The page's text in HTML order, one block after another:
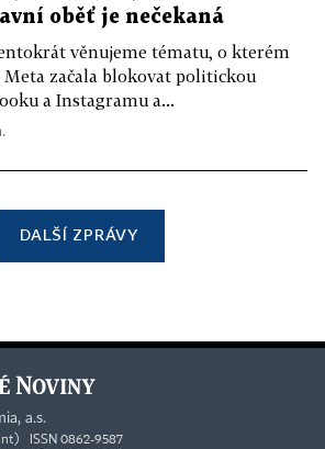
oběť je nečekaná
věnujeme tématu, o kterém
Meta začala blokovat politickou
a Instagramu a...
DALŠÍ ZPRÁVY
a.s.
ISSN 0862-9587